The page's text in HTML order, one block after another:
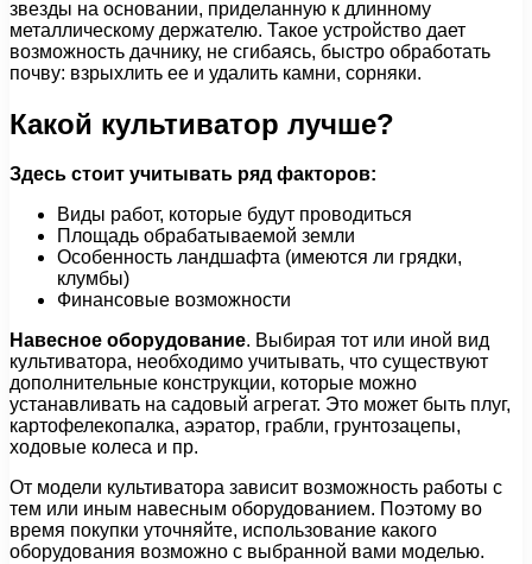
звезды на основании, приделанную к длинному
металлическому держателю. Такое устройство дает
возможность дачнику, не сгибаясь, быстро обработать
почву: взрыхлить ее и удалить камни, сорняки.
Какой культиватор лучше?
Здесь стоит учитывать ряд факторов:
Виды работ, которые будут проводиться
Площадь обрабатываемой земли
Особенность ландшафта (имеются ли грядки,
клумбы)
Финансовые возможности
Навесное оборудование. Выбирая тот или иной вид
культиватора, необходимо учитывать, что существуют
дополнительные конструкции, которые можно
устанавливать на садовый агрегат. Это может быть плуг,
картофелекопалка, аэратор, грабли, грунтозацепы,
ходовые колеса и пр.
От модели культиватора зависит возможность работы с
тем или иным навесным оборудованием. Поэтому во
время покупки уточняйте, использование какого
оборудования возможно с выбранной вами моделью.